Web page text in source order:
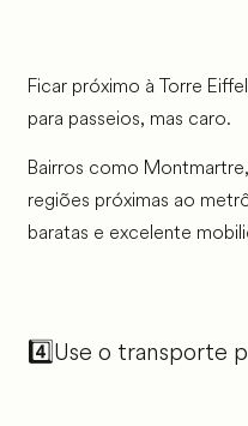
Ficar próximo à Torre
para passeios, mas caro.
Bairros como
regiões próximas ao
baratas e excelente
4️⃣Use o transporte